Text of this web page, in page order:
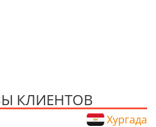
КЛИЕНТОВ
Хургада